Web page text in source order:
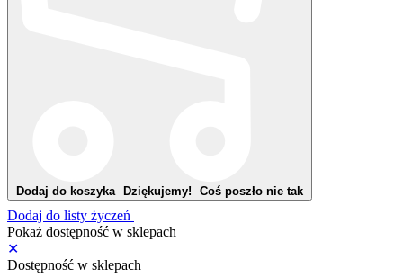
Dodaj do koszyka Dziękujemy! Coś poszło nie tak
Dodaj do listy życzeń
Pokaż dostępność w sklepach
✕
Dostępność w sklepach